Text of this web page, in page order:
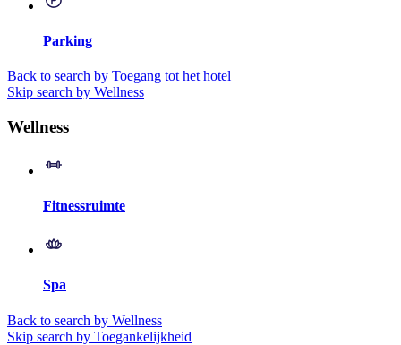
Parking
Back to search by Toegang tot het hotel
Skip search by Wellness
Wellness
Fitnessruimte
Spa
Back to search by Wellness
Skip search by Toegankelijkheid